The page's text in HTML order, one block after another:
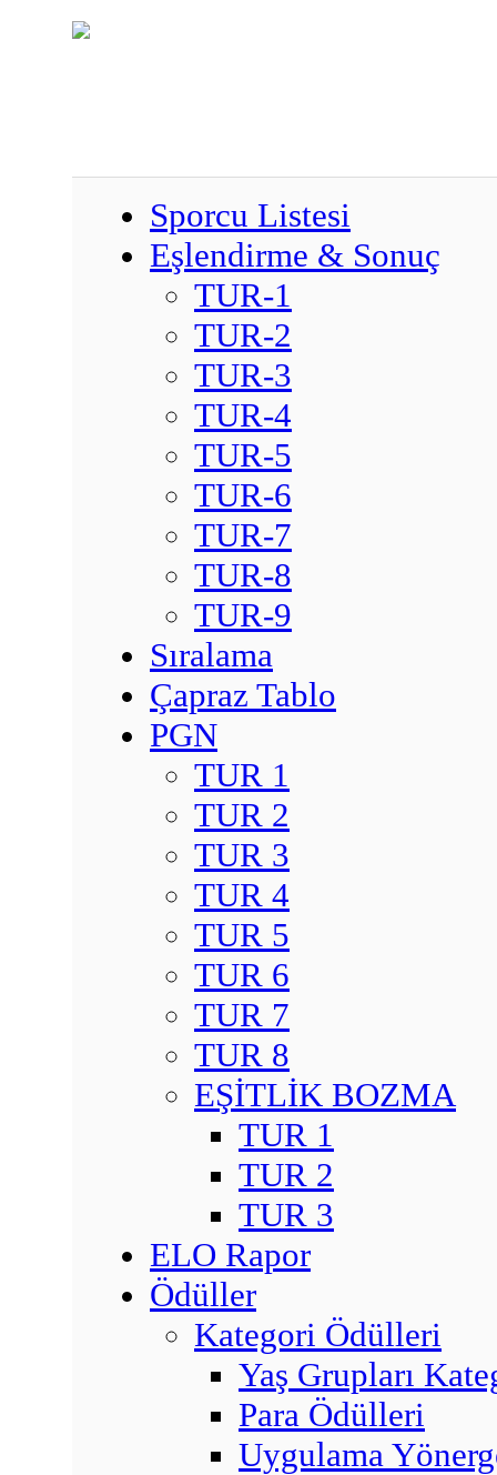
Sporcu Listesi
Eşlendirme & Sonuç
TUR-1
TUR-2
TUR-3
TUR-4
TUR-5
TUR-6
TUR-7
TUR-8
TUR-9
Sıralama
Çapraz Tablo
PGN
TUR 1
TUR 2
TUR 3
TUR 4
TUR 5
TUR 6
TUR 7
TUR 8
EŞİTLİK BOZMA
TUR 1
TUR 2
TUR 3
ELO Rapor
Ödüller
Kategori Ödülleri
Yaş Grupları
Para Ödülleri
Uygulama